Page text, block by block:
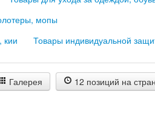
мопы
кии
Товары индивидуальной
Галерея 12 позиций на